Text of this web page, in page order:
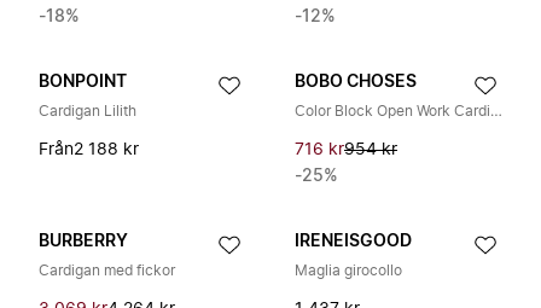
-18% -12%
BONPOINT
Cardigan Lilith
Från2 188 kr
BOBO CHOSES
Color Block Open Work Cardigan
716 kr954 kr
-25%
BURBERRY
Cardigan med fickor
IRENEISGOOD
Maglia girocollo